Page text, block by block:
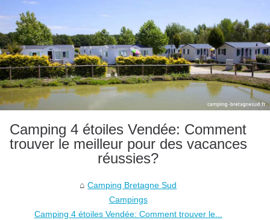
Camping 4 étoiles Vendée: Comment
trouver le meilleur pour des vacances
réussies?
Camping Bretagne Sud
Campings
Camping 4 étoiles Vendée: Comment trouver le...